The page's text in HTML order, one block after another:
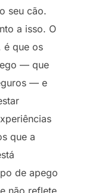
seu cão.
a isso. O
é que os
— que
— e
que a
de apego